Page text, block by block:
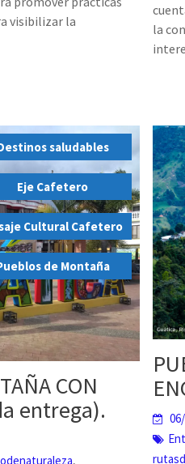
visibilizar la
la
saludables
,
Eje Cafetero
,
Cultural Cafetero
,
de Montaña
CON
entrega).
,